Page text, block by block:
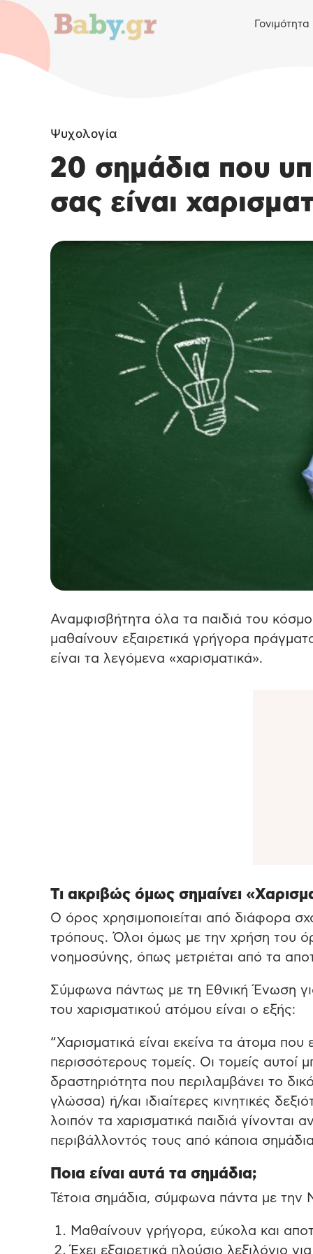
Γονιμότητα
Ψυχολογία
20 σημάδια που
σας είναι
Αναμφισβήτητα όλα τα παιδιά του
μαθαίνουν εξαιρετικά γρήγορα
είναι τα λεγόμενα «χαρισματικά».
Τι ακριβώς όμως σημαίνει
Ο όρος χρησιμοποιείται από διάφορα
τρόπους. Όλοι όμως με την χρήση του
νοημοσύνης, όπως μετριέται από τα
Σύμφωνα πάντως με τη Εθνική Ένωση
του χαρισματικού ατόμου είναι ο εξής:
“Χαρισματικά είναι εκείνα τα άτομα που
περισσότερους τομείς. Οι τομείς
δραστηριότητα που περιλαμβάνει το
γλώσσα) ή/και ιδιαίτερες κινητικές
λοιπόν τα χαρισματικά παιδιά γίνονται
περιβάλλοντός τους από κάποια
Ποια είναι αυτά τα σημάδια;
Τέτοια σημάδια, σύμφωνα πάντα με την
Μαθαίνουν γρήγορα, εύκολα και
Έχει εξαιρετικά πλούσιο λεξιλόγιο